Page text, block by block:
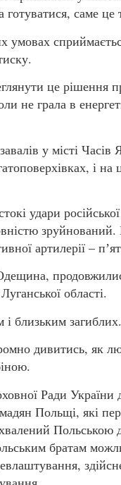
саме це
умовах
це рішення
не грала в
у місті
і
удари
артилерії –
області.
і близьким
дивитись, як
Ради
Польщі, які
братам